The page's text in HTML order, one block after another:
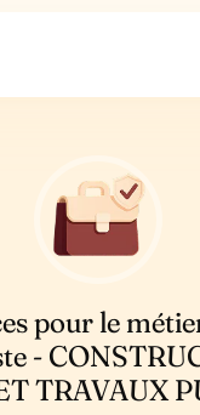
pour le
-
TRAVAUX